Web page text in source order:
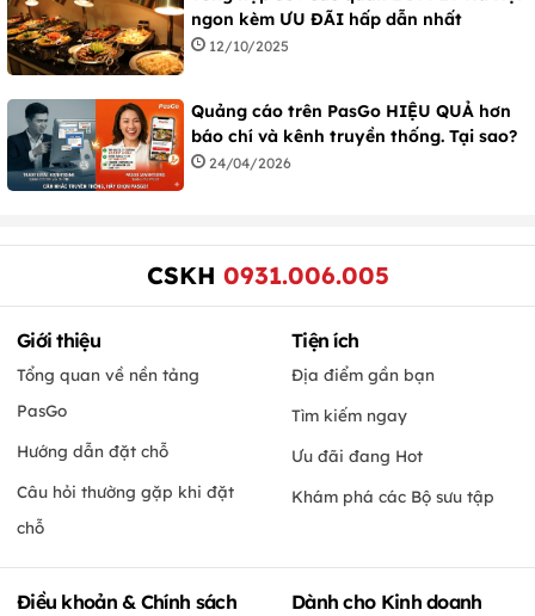
ngon kèm ƯU ĐÃI hấp dẫn nhất
12/10/2025
Quảng cáo trên PasGo HIỆU QUẢ hơn
báo chí và kênh truyền thống. Tại sao?
24/04/2026
CSKH 0931.006.005
Giới thiệu
Tổng quan về nền tảng
PasGo
Hướng dẫn đặt chỗ
Câu hỏi thường gặp khi đặt
chỗ
Tiện ích
Địa điểm gần bạn
Tìm kiếm ngay
Ưu đãi đang Hot
Khám phá các Bộ sưu tập
Điều khoản & Chính sách Dành cho Kinh doanh